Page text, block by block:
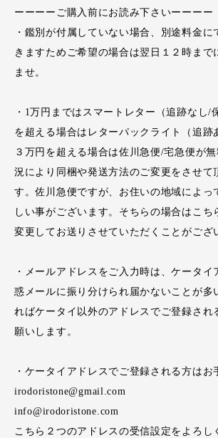
ーーーーご購入前にお読み下さいーーーー
・鑑別が付属していない場合、別途料金に
きますためご希望の場合は翌日１２時まで
ませ。
・1万円まではスマートレター（追跡なし/
を超える場合はレターパックライト（追跡
３万円を超える場合は佐川急便/宅急便が
況により同梱や発送方法のご変更をさせて
す。佐川急便ですが、お住いの地域によっ
しい事がございます。そちらの場合はこち
変更してお送りさせていただくことがござ
・メールアドレスをご入力時は、ケータイ
惑メールに振り分けられ届かないことが多
ればケータイ以外のアドレスでご登録され
願いします。
・ケータイアドレスでご登録される方はお
irodoristone@gmail.com
info@irodoristone.com
こちら２つのアドレスの受信設定をよろし